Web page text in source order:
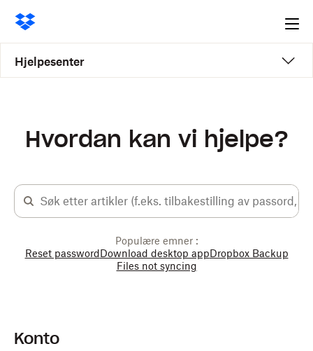
Hjelpesenter
Hvordan kan vi hjelpe?
Populære emner :
Reset passwordDownload desktop appDropbox Backup
Files not syncing
Konto